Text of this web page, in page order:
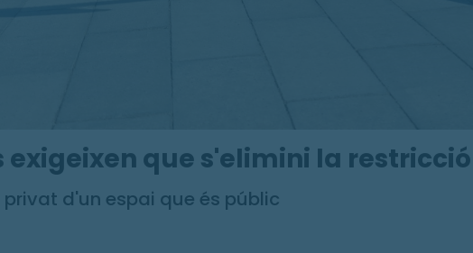
exigeixen que s'elimini la
privat d'un espai que és públic